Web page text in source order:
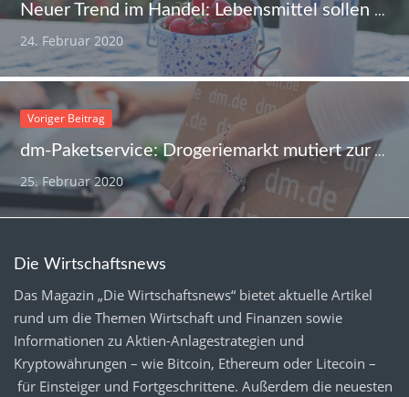
Neuer Trend im Handel: Lebensmittel sollen Bio UND von einer Marke sein
24. Februar 2020
Voriger Beitrag
dm-Paketservice: Drogeriemarkt mutiert zur Annahmestelle für Online-Einkäufe
25. Februar 2020
Die Wirtschaftsnews
Das Magazin „Die Wirtschaftsnews“ bietet aktuelle Artikel
rund um die Themen Wirtschaft und Finanzen sowie
Informationen zu Aktien-Anlagestrategien und
Kryptowährungen – wie Bitcoin, Ethereum oder Litecoin –
für Einsteiger und Fortgeschrittene. Außerdem die neuesten